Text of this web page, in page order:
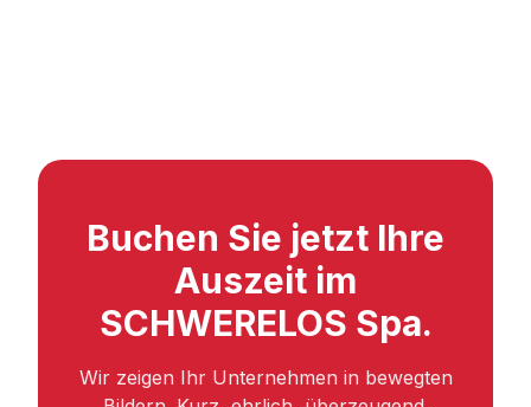
Buchen Sie jetzt Ihre
Auszeit im
SCHWERELOS Spa.
Wir zeigen Ihr Unternehmen in bewegten